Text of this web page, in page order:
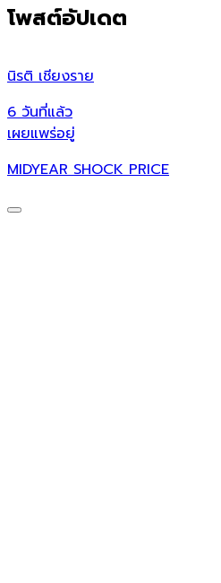
โพสต์อัปเดต
นิรติ เชียงราย
6 วันที่แล้ว
เผยแพร่อยู่
MIDYEAR SHOCK PRICE